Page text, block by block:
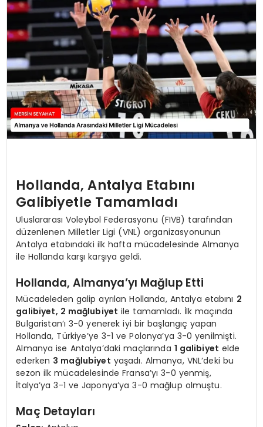
Hollanda, Antalya Etabını
Galibiyetle Tamamladı
Uluslararası Voleybol Federasyonu (FIVB) tarafından
düzenlenen Milletler Ligi (VNL) organizasyonunun
Antalya etabındaki ilk hafta mücadelesinde Almanya
ile Hollanda karşı karşıya geldi.
Hollanda, Almanya’yı Mağlup Etti
Mücadeleden galip ayrılan Hollanda, Antalya etabını 2
galibiyet, 2 mağlubiyet ile tamamladı. İlk maçında
Bulgaristan’ı 3-0 yenerek iyi bir başlangıç yapan
Hollanda, Türkiye’ye 3-1 ve Polonya’ya 3-0 yenilmişti.
Almanya ise Antalya’daki maçlarında 1 galibiyet elde
ederken 3 mağlubiyet yaşadı. Almanya, VNL’deki bu
sezon ilk mücadelesinde Fransa’yı 3-0 yenmiş,
İtalya’ya 3-1 ve Japonya’ya 3-0 mağlup olmuştu.
Maç Detayları